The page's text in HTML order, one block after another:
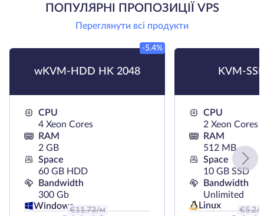
ПОПУЛЯРНІ ПРОПОЗИЦІЇ VPS
Переглянути всі продукти
wKVM-HDD HK 2048
-5.4%
CPU
4 Xeon Cores
RAM
2 GB
Space
60 GB HDD
Bandwidth
300 Gb
Windows
€11.73/м
KVM-
CPU
2 Xeon Cores
RAM
512 MB
Space
10 GB SSD
Bandwidth
Unlimited
Linux
€5.2/